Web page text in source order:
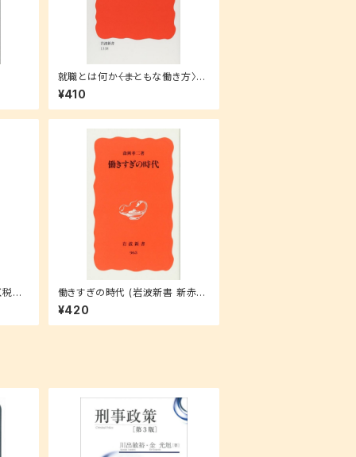
就職とは何か――〈まともな働き方〉の
条件 (岩波新書)
¥410
税金
働きすぎの時代 (岩波新書 新赤版
963)
¥420